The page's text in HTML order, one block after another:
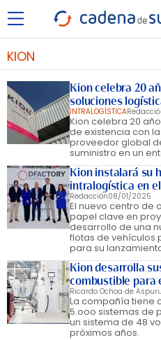
KION
Kion celebra 20
soluciones
INTRALOGÍSTICA
Kion celebra 20
de existencia con
proveedor global
suministro en un
Kion instalará su
intralogística en
Redacción08/01/2025
El nuevo centro de
papel clave en
desarrollo de una
flotas de vehículos
para su
Kion desarrolla
combustible para
Ricardo Ochoa de Aspuru
La compañía tiene
5.ooo sistemas de
un sistema de 48
próximos años.